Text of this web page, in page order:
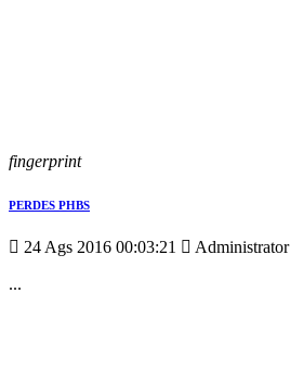
fingerprint
PERDES PHBS
24 Ags 2016 00:03:21
Administrator
...